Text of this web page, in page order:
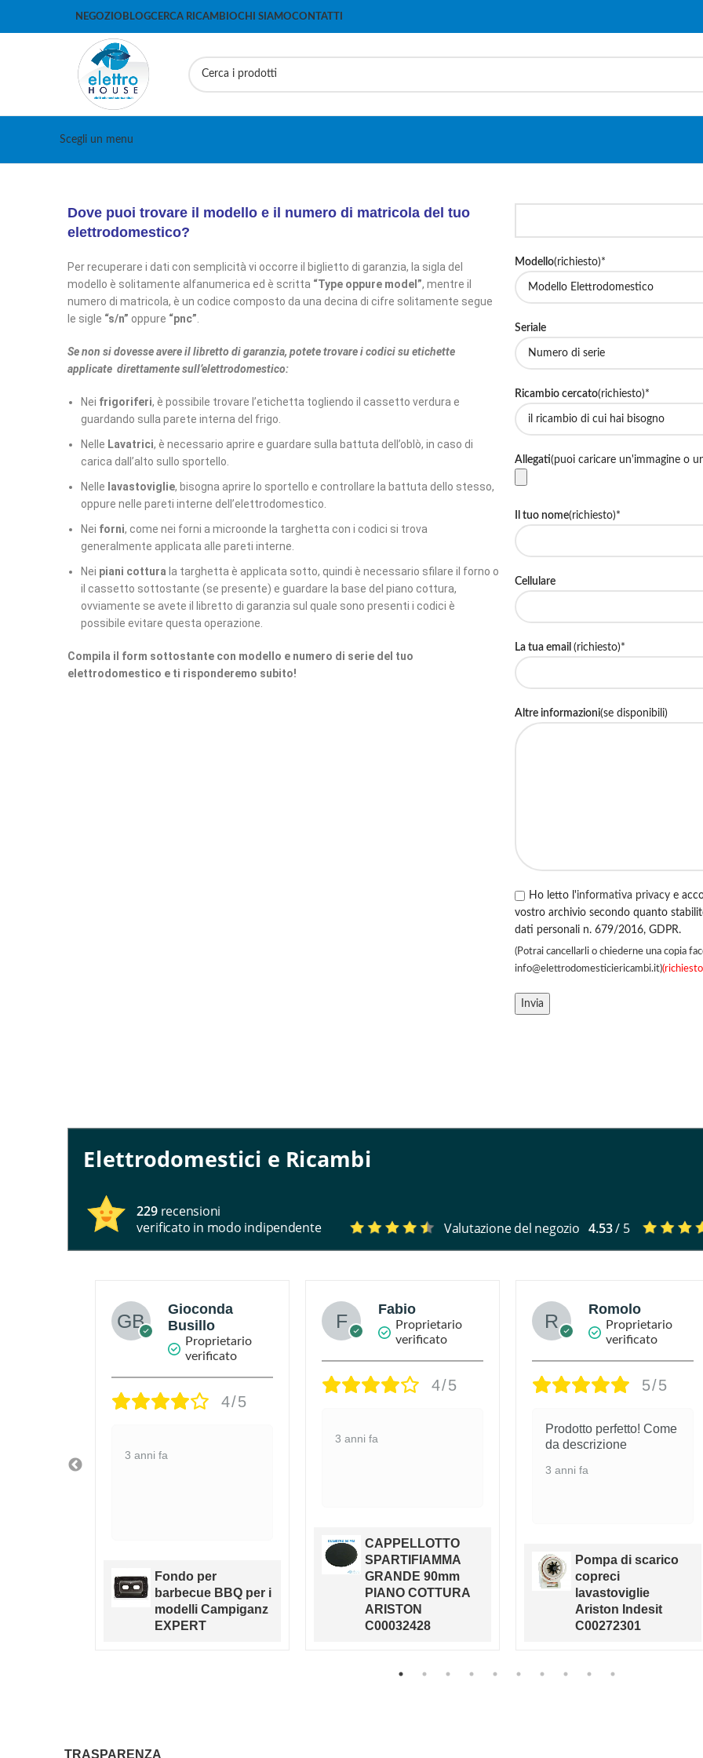
NEGOZIO BLOGCERCA RICAMBIOCHI SIAMOCONTATTI
Scegli un menu
Dove puoi trovare il modello e il numero di matricola del tuo
elettrodomestico?
Per recuperare i dati con semplicità vi occorre il biglietto di garanzia, la sigla del
modello è solitamente alfanumerica ed è scritta “Type oppure model”, mentre il
numero di matricola, è un codice composto da una decina di cifre solitamente segue
le sigle “s/n” oppure “pnc”
Se non si dovesse avere il libretto di garanzia, potete trovare i codici su etichette
applicate direttamente sull’elettrodomestico:
Nei frigoriferi, è possibile trovare l’etichetta togliendo il cassetto verdura e
guardando sulla parete interna del frigo.
Nelle Lavatrici, è necessario aprire e guardare sulla battuta dell’oblò, in caso di
carica dall’alto sullo sportello.
Nelle lavastoviglie, bisogna aprire lo sportello e controllare la battuta dello stesso,
oppure nelle pareti interne dell’elettrodomestico.
Nei forni, come nei forni a microonde la targhetta con i codici si trova
generalmente applicata alle pareti interne.
Nei piani cottura la targhetta è applicata sotto, quindi è necessario sfilare il forno o
il cassetto sottostante (se presente) e guardare la base del piano cottura,
ovviamente se avete il libretto di garanzia sul quale sono presenti i codici è
possibile evitare questa operazione.
Compila il form sottostante con modello e numero di serie del tuo
elettrodomestico e ti risponderemo subito!
Modello(richiesto)*
Seriale
Ricambio cercato(richiesto)*
Allegati(puoi caricare un'immagine o
Il tuo nome(richiesto)*
Cellulare
La tua email (richiesto)*
Altre informazioni(se disponibili)
Ho letto l'informativa privacy e
vostro archivio secondo quanto
dati personali n. 679/2016, GDPR.
(Potrai cancellarli o chiederne una copia
info@elettrodomesticiericambi.it)
Elettrodomestici e Ricambi
229recensioni
verificato in modo indipendente Valutazione del negozio 4.53/ 5
Gioconda
Busillo
Proprietario
verificato
4/5
3 anni fa
Fondo per
barbecue BBQ per i
modelli Campiganz
EXPERT
Fabio
Proprietario
verificato
4/5
3 anni fa
CAPPELLOTTO
SPARTIFIAMMA
GRANDE 90mm
PIANO COTTURA
ARISTON
C00032428
Romolo
Proprietario
verificato
5/5
Prodotto perfetto! Come
da descrizione
3 anni fa
Pompa di scarico
copreci
lavastoviglie
Ariston Indesit
C00272301
TRASPARENZA